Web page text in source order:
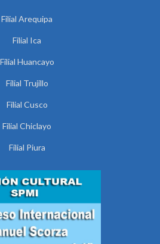
Filial Arequipa
Filial Ica
Filial Huancayo
Filial Trujillo
Filial Cusco
Filial Chiclayo
Filial Piura